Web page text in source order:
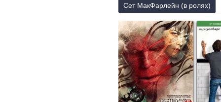
- МакФарлейн имеет
был Уильям Брюстер — один из
для создания новой колонии в
- Окончил «Дизайнерскую
изобразительных искусств.
Сет МакФарлейн (в ролях)